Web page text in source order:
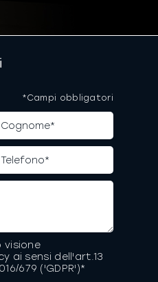
visione
ai sensi dell'art.13
679 ('GDPR')*
*Campi obbligatori